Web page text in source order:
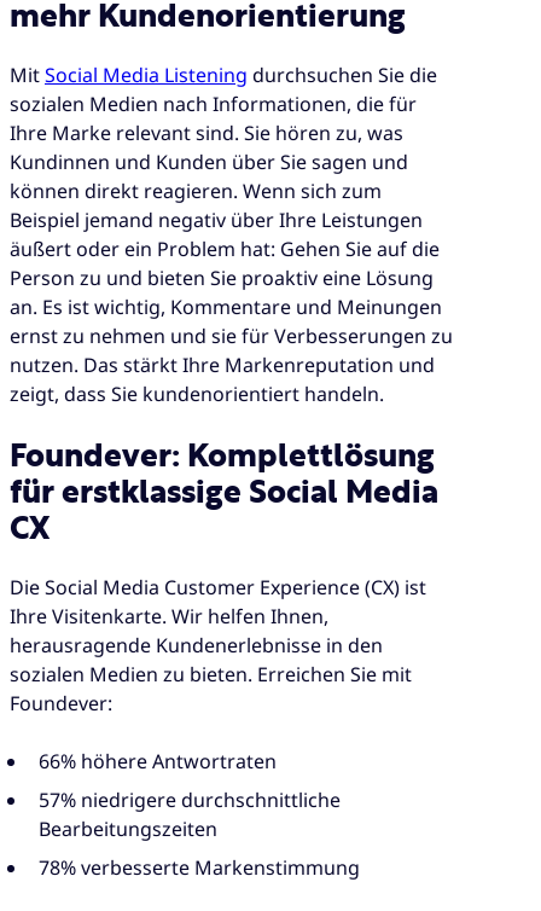
mehr Kundenorientierung
MitSocial Media Listening durchsuchen Sie die
sozialen Medien nach Informationen, die für
Ihre Marke relevant sind. Sie hören zu, was
Kundinnen und Kunden über Sie sagen und
können direkt reagieren. Wenn sich zum
Beispiel jemand negativ über Ihre Leistungen
äußert oder ein Problem hat: Gehen Sie auf die
Person zu und bieten Sie proaktiv eine Lösung
an. Es ist wichtig, Kommentare und Meinungen
ernst zu nehmen und sie für Verbesserungen zu
nutzen. Das stärkt Ihre Markenreputation und
zeigt, dass Sie kundenorientiert handeln.
Foundever: Komplettlösung
für erstklassige Social Media
CX
Die Social Media Customer Experience (CX) ist
Ihre Visitenkarte. Wir helfen Ihnen,
herausragende Kundenerlebnisse in den
sozialen Medien zu bieten. Erreichen Sie mit
Foundever:
66% höhere Antwortraten
57% niedrigere durchschnittliche
Bearbeitungszeiten
78% verbesserte Markenstimmung